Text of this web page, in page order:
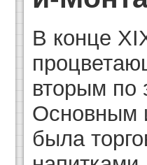
В конце
вторым по
Основным
была